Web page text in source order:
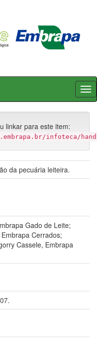
linkar para este item:
infoteca/
da pecuária leiteira.
Gado de Leite;
Cerrados;
Cassele, Embrapa